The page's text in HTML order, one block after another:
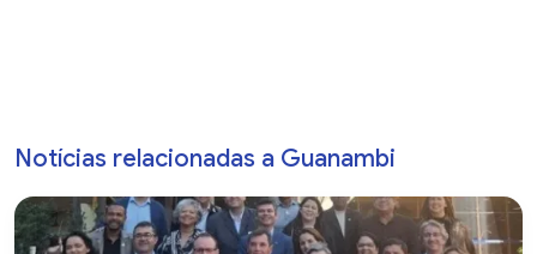
Notícias relacionadas a Guanambi